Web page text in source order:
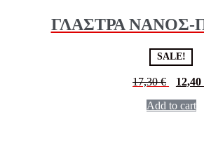
ΓΛΑΣΤΡΑ
SALE!
17,30€ 12,40
Add to cart